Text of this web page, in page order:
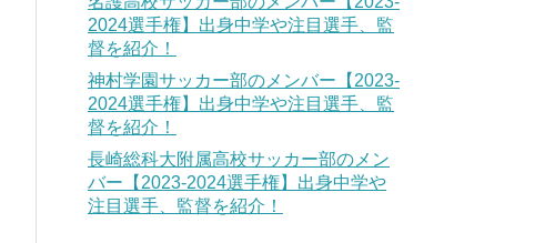
2024選手権】出身中学や注目選手、監
督を紹介！
神村学園サッカー部のメンバー【2023-
2024選手権】出身中学や注目選手、監
督を紹介！
長崎総科大附属高校サッカー部のメン
バー【2023-2024選手権】出身中学や
注目選手、監督を紹介！